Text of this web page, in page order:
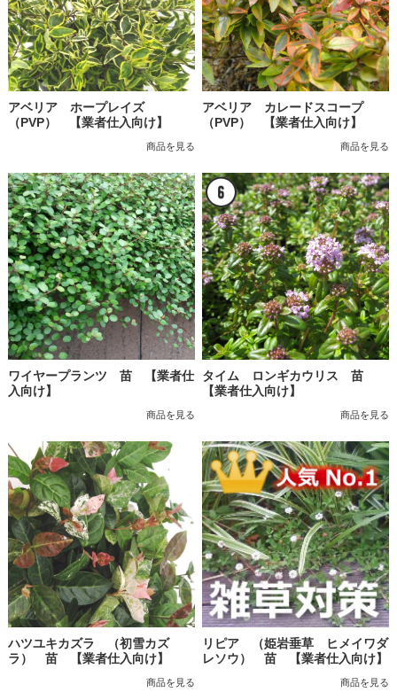
アベリア ホープレイズ
（PVP） 【業者仕入向け】
商品を見る
アベリア カレードスコープ
（PVP） 【業者仕入向け】
商品を見る
ワイヤープランツ 苗 【業者仕
入向け】
商品を見る
タイム ロンギカウリス 苗
【業者仕入向け】
商品を見る
ハツユキカズラ （初雪カズ
ラ） 苗 【業者仕入向け】
商品を見る
リピア （姫岩垂草 ヒメイワダ
レソウ） 苗 【業者仕入向け】
商品を見る